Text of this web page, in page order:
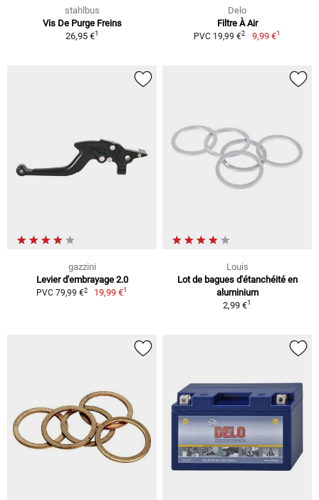
stahlbus
Vis De Purge Freins
26,95 €1
Delo
Filtre À Air
PVC 19,99 €2 9,99 €1
gazzini
Levier d'embrayage 2.0
PVC 79,99 €2 19,99 €1
Louis
Lot de bagues d'étanchéité en
aluminium
2,99 €1